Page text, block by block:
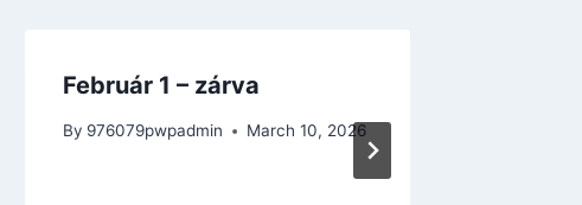
Február 1 – zárva
By 976079pwpadmin March 10, 2026